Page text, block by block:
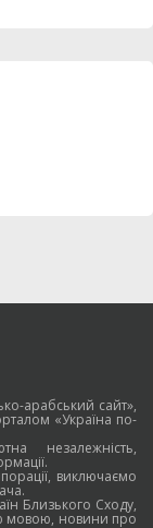
арабський сайт»,
«Україна по-
незалежність,
виключаємо
Близького Сходу,
мовою, новини про